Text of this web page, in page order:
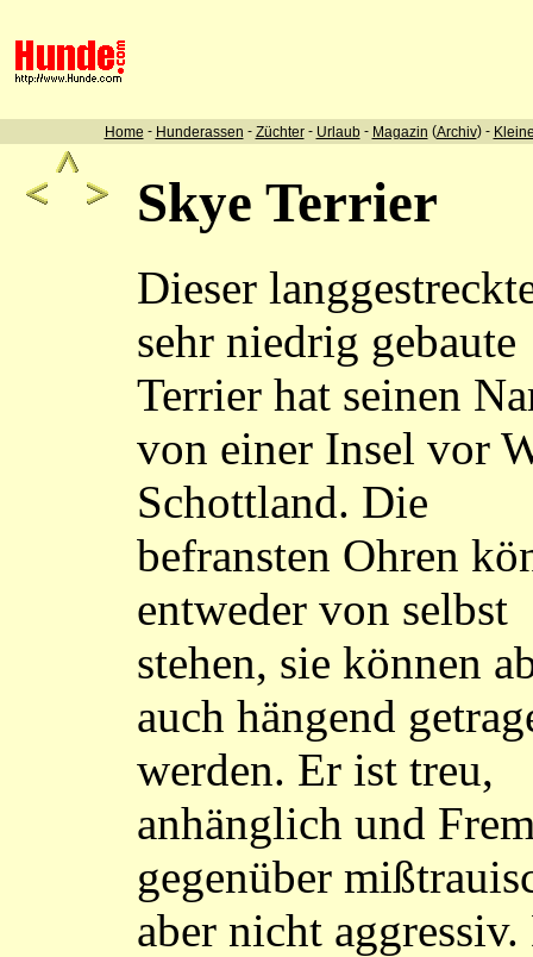
Home - Hunderassen - Züchter- Urlaub- Magazin (Archiv) -
Skye Terrier
Dieser
sehr niedrig gebaute
Terrier hat seinen
von einer Insel vor
Schottland. Die
befransten Ohren
entweder von selbst
stehen, sie können
auch hängend
werden. Er ist treu,
anhänglich und
gegenüber
aber nicht